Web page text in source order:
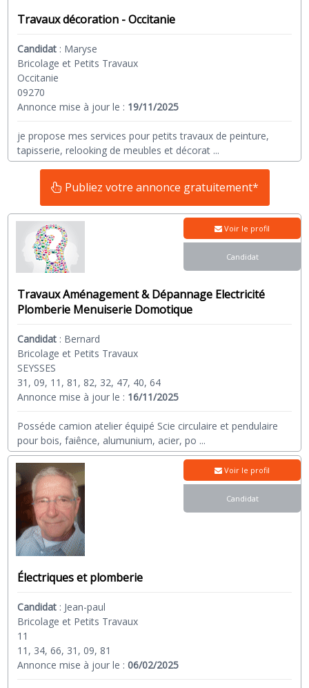
Travaux décoration - Occitanie
Candidat : Maryse
Bricolage et Petits Travaux
Occitanie
09270
Annonce mise à jour le : 19/11/2025
je propose mes services pour petits travaux de peinture,
tapisserie, relooking de meubles et décorat ...
Publiez votre annonce gratuitement*
Travaux Aménagement & Dépannage Electricité
Plomberie Menuiserie Domotique
Candidat : Bernard
Bricolage et Petits Travaux
SEYSSES
31, 09, 11, 81, 82, 32, 47, 40, 64
Annonce mise à jour le : 16/11/2025
Posséde camion atelier équipé Scie circulaire et pendulaire
pour bois, faiênce, alumunium, acier, po ...
Voir le profil
Candidat
Électriques et plomberie
Candidat : Jean-paul
Bricolage et Petits Travaux
11
11, 34, 66, 31, 09, 81
Annonce mise à jour le :06/02/2025
Voir le profil
Candidat